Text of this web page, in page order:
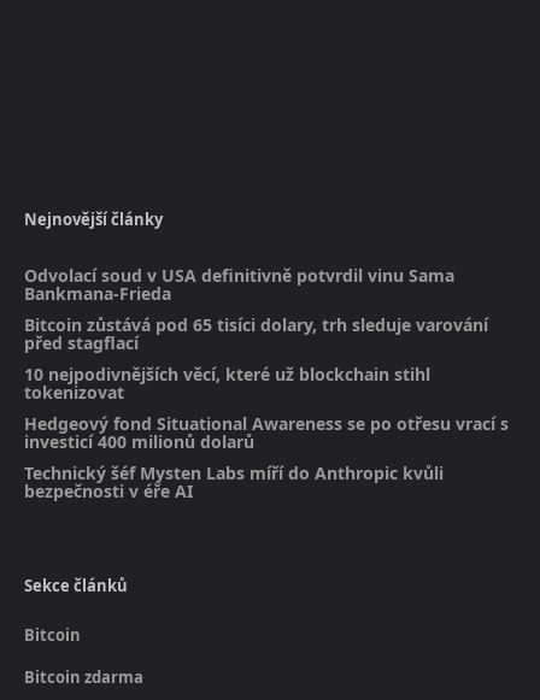
Nejnovější články
Odvolací soud v USA definitivně potvrdil vinu Sama
Bankmana-Frieda
Bitcoin zůstává pod 65 tisíci dolary, trh sleduje varování
před stagflací
10 nejpodivnějších věcí, které už blockchain stihl
tokenizovat
Hedgeový fond Situational Awareness se po otřesu vrací s
investicí 400 milionů dolarů
Technický šéf Mysten Labs míří do Anthropic kvůli
bezpečnosti v éře AI
Sekce článků
Bitcoin
Bitcoin zdarma